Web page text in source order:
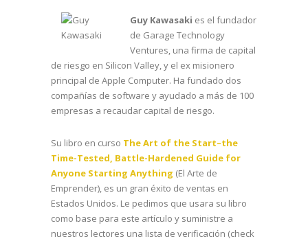
Guy Kawasaki es el fundador
de Garage Technology
Ventures, una firma de capital
de riesgo en Silicon Valley, y el ex misionero
principal de Apple Computer. Ha fundado dos
compañías de software y ayudado a más de 100
empresas a recaudar capital de riesgo.
Su libro en curso The Art of the Start–the
Time-Tested, Battle-Hardened Guide for
Anyone Starting Anything (El Arte de
Emprender), es un gran éxito de ventas en
Estados Unidos. Le pedimos que usara su libro
como base para este artículo y suministre a
nuestros lectores una lista de verificación (check